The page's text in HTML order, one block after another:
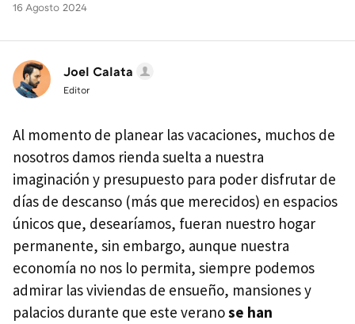
16 Agosto 2024
Joel Calata
Editor
Al momento de planear las vacaciones, muchos de
nosotros damos rienda suelta a nuestra
imaginación y presupuesto para poder disfrutar de
días de descanso (más que merecidos) en espacios
únicos que, desearíamos, fueran nuestro hogar
permanente, sin embargo, aunque nuestra
economía no nos lo permita, siempre podemos
admirar las viviendas de ensueño, mansiones y
palacios durante que este veranose han